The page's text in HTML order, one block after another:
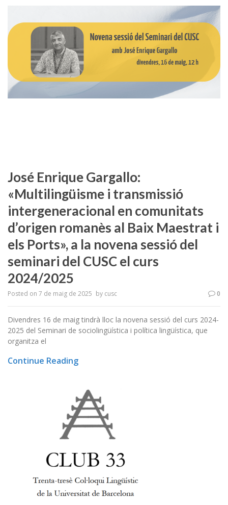
José Enrique Gargallo:
«Multilingüisme i transmissió
intergeneracional en comunitats
d’origen romanès al Baix Maestrat i
els Ports», a la novena sessió del
seminari del CUSC el curs
2024/2025
Posted on 7 de maig de 2025 by cusc 0
Divendres 16 de maig tindrà lloc la novena sessió del curs 2024-
2025 del Seminari de sociolingüística i política lingüística, que
organitza el
Continue Reading